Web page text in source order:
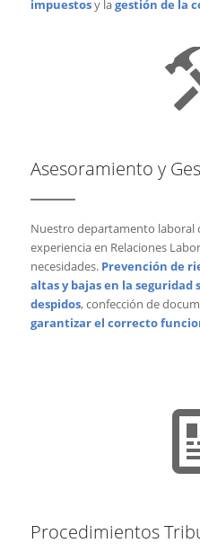
impuestosy lagestión de la
Asesoramiento y
Nuestro departamento laboral
experiencia en Relaciones
necesidades. Prevención de
altas y bajas en la
despidos, confección de
garantizar el correcto
Procedimientos